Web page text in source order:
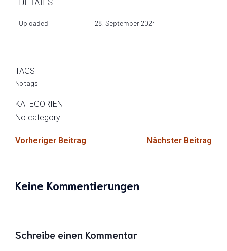
Uploaded 28. September 2024
TAGS
No tags
KATEGORIEN
No category
Vorheriger Beitrag Nächster Beitrag
Keine Kommentierungen
Schreibe einen Kommentar